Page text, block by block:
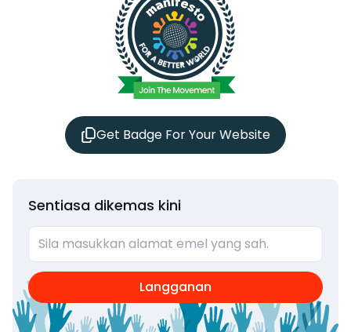
Get Badge For Your Website
Sentiasa dikemas kini
Langganan